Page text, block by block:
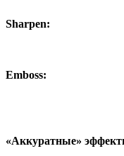
Sharpen:
Emboss:
«Аккуратные»